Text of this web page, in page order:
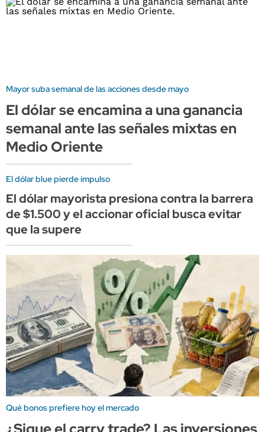
Mayor suba semanal de las acciones desde mayo
El dólar se encamina a una ganancia
semanal ante las señales mixtas en
Medio Oriente
El dólar blue pierde impulso
El dólar mayorista presiona contra la barrera
de $1.500 y el accionar oficial busca evitar
que la supere
Qué bonos prefiere hoy el mercado